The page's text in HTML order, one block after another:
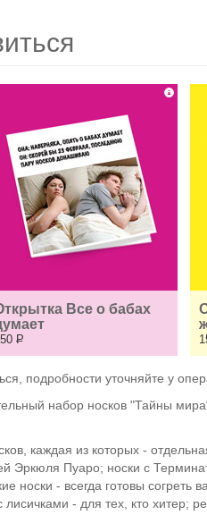
Все о бабах
Р
подробности уточняйте у
набор носков "Тайны
каждая из которых -
Эркюля Пуаро; носки с
носки - всегда готовы
лисичками - для тех, кто